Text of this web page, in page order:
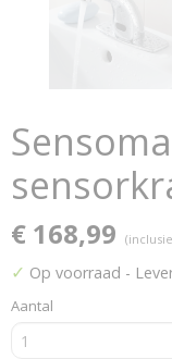
€ 168,99
✓ Op voorraad -
Aantal